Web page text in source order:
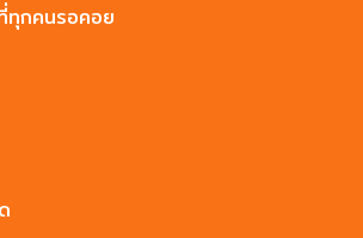
ทุกคนรอคอย